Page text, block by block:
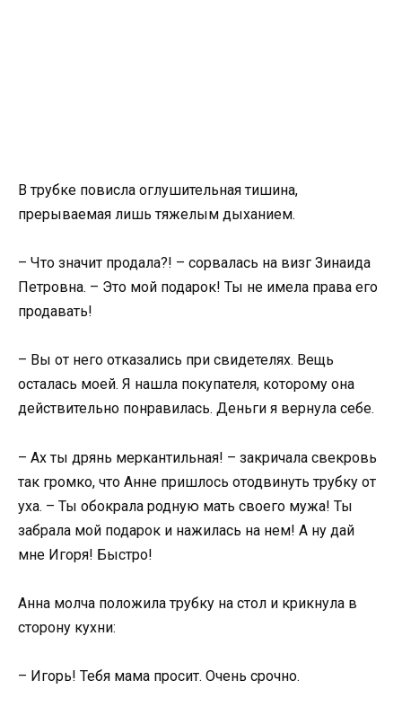
В трубке повисла оглушительная тишина,
прерываемая лишь тяжелым дыханием.
– Что значит продала?! – сорвалась на визг Зинаида
Петровна. – Это мой подарок! Ты не имела права его
продавать!
– Вы от него отказались при свидетелях. Вещь
осталась моей. Я нашла покупателя, которому она
действительно понравилась. Деньги я вернула себе.
– Ах ты дрянь меркантильная! – закричала свекровь
так громко, что Анне пришлось отодвинуть трубку от
уха. – Ты обокрала родную мать своего мужа! Ты
забрала мой подарок и нажилась на нем! А ну дай
мне Игоря! Быстро!
Анна молча положила трубку на стол и крикнула в
сторону кухни:
– Игорь! Тебя мама просит. Очень срочно.